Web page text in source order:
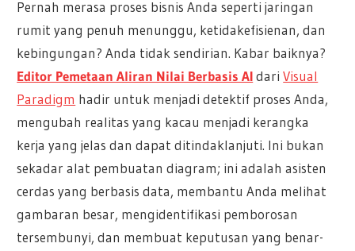
Pernah merasa proses bisnis Anda seperti jaringan
rumit yang penuh menunggu, ketidakefisienan, dan
kebingungan? Anda tidak sendirian. Kabar baiknya?
Editor Pemetaan Aliran Nilai Berbasis AIdariVisual
Paradigm hadir untuk menjadi detektif proses Anda,
mengubah realitas yang kacau menjadi kerangka
kerja yang jelas dan dapat ditindaklanjuti. Ini bukan
sekadar alat pembuatan diagram; ini adalah asisten
cerdas yang berbasis data, membantu Anda melihat
gambaran besar, mengidentifikasi pemborosan
tersembunyi, dan membuat keputusan yang benar-